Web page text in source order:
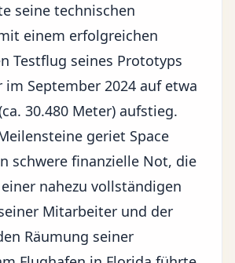
seine technischen
einem erfolgreichen
Testflug seines Prototyps
im September 2024 auf etwa
30.480 Meter) aufstieg.
geriet Space
schwere finanzielle Not, die
nahezu vollständigen
Mitarbeiter und der
Räumung seiner